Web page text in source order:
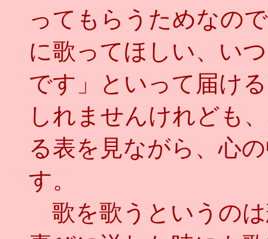
ってもらうためなの
に歌ってほしい、い
です」といって届け
しれませんけれども
る表を見ながら、心
す。
歌を歌うというの